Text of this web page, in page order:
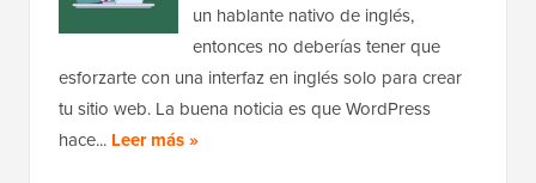
un hablante nativo de inglés,
entonces no deberías tener que
esforzarte con una interfaz en inglés solo para crear
tu sitio web. La buena noticia es que WordPress
hace... Leer más »